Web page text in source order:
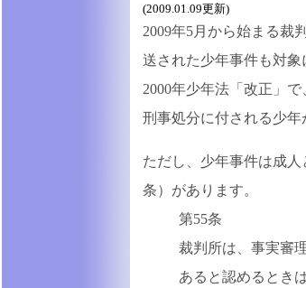
(2009.01.09更新)
2009年5月から始まる裁
送された少年事件も対象
2000年少年法「改正」
刑事処分に付される少年
ただし、少年事件は成
条）があります。
第55条
裁判所は、事実審
あると認めるとき